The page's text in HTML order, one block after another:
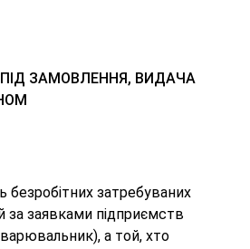
ЗАМОВЛЕННЯ, ВИДАЧА
затребуваних
за заявками підприємств
а той, хто